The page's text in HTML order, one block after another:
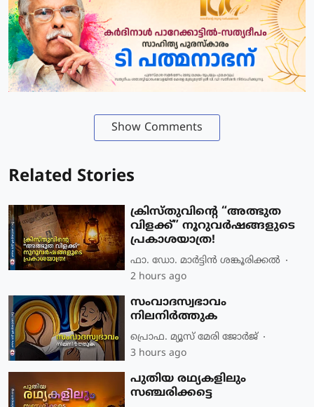
Show Comments
Related Stories
ക്രിസ്തുവിന്റെ “അത്ഭുത
വിളക്ക്” നൂറുവർഷങ്ങളുടെ
പ്രകാശയാത്ര!
ഫാ. ഡോ. മാര്‍ട്ടിന്‍ ശങ്കൂരിക്കല്‍
2 hours ago
സംവാദസ്വഭാവം
നിലനിർത്തുക
പ്രൊഫ. മ്യൂസ് മേരി ജോര്‍ജ്
3 hours ago
പുതിയ രഥ്യകളിലും
സഞ്ചരിക്കട്ടെ